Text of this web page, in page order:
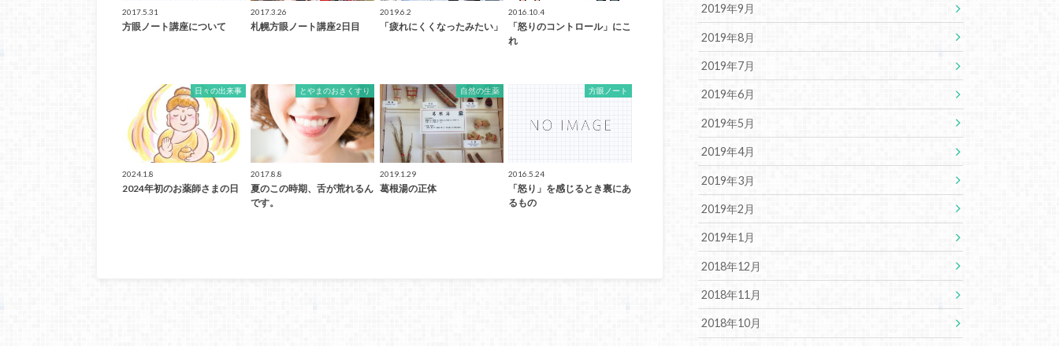
2017.5.31
方眼ノート講座について
2017.3.26
札幌方眼ノート講座2日目
2019.6.2
「疲れにくくなったみたい」
2016.10.4
「怒りのコントロール」にこ
れ
日々の出来事
2024.1.8
2024年初のお薬師さまの日
とやまのおきくすり
2017.8.8
夏のこの時期、舌が荒れるん
です。
自然の生薬
2019.1.29
葛根湯の正体
方眼ノート
2016.5.24
「怒り」を感じるとき裏にあ
るもの
2019年9月
2019年8月
2019年7月
2019年6月
2019年5月
2019年4月
2019年3月
2019年2月
2019年1月
2018年12月
2018年11月
2018年10月